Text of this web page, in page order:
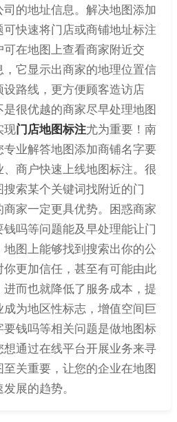
的地址信息。解决地图添加
快速将门店或商铺地址标注
在地图上查看商家附近交
它显示出商家的地理位置信
路线，更方便顾客造访店
很优越的商家尽早处理地图
现门店地图标注尤为重要！南
专业解答地图添加商铺名字要
商户快速上线地图标注。很
索某个关键词找附近的门
家一定更具优势。困惑商家
吗等问题能及早处理能让门
图上能够找到搜索出你的公
更加信任，甚至有可能由此
而也就降低了服务成本，提
为地区性标志，增值空间巨
钱吗等相关问题是做地图标
通过在线平台开展业务来寻
关重要，让您的企业在地图
展的趋势。